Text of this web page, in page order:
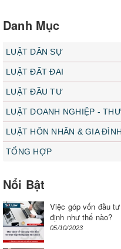
Danh Mục
LUẬT DÂN SỰ
LUẬT ĐẤT ĐAI
LUẬT ĐẦU TƯ
LUẬT DOANH NGHIỆP -
LUẬT HÔN NHÂN & GIA ĐÌNH
TỔNG HỢP
Nổi Bật
Việc góp vốn đầu
định như thế nào?
05/10/2023